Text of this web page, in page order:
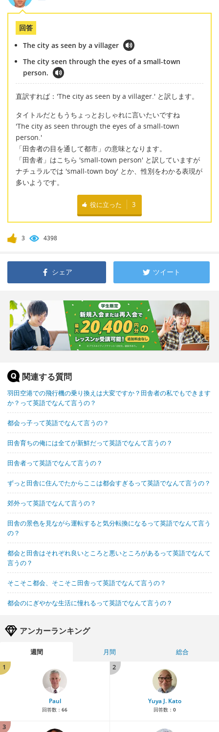
回答
The city as seen by a villager
The city seen through the eyes of a small-town
person.
直訳すれば：'The city as seen by a villager.' と訳します。
タイトルだともうちょっとおしゃれに言いたいですね
'The city as seen through the eyes of a small-town
person.'
「田舎者の目を通して都市」の意味となります。
「田舎者」はこちら 'small-town person' と訳していますが
ナチュラルでは 'small-town boy' とか、性別をわかる表現が
多いようです。
役に立った 3
3 4398
シェア ツイート
関連する質問
羽田空港での飛行機の乗り換えは大変ですか？田舎者の私でもできます
か？って英語でなんて言うの？
都会っ子って英語でなんて言うの？
田舎育ちの俺には全てが新鮮だって英語でなんて言うの？
田舎者って英語でなんて言うの？
ずっと田舎に住んでたからここは都会すぎるって英語でなんて言うの？
郊外って英語でなんて言うの？
田舎の景色を見ながら運転すると気分転換になるって英語でなんて言う
の？
都会と田舎はそれぞれ良いところと悪いところがあるって英語でなんて
言うの？
そこそこ都会、そこそこ田舎って英語でなんて言うの？
都会のにぎやかな生活に憧れるって英語でなんて言うの？
アンカーランキング
週間 月間
総合
1
Paul
回答数： 66
2
Yuya J. Kato
回答数： 0
3